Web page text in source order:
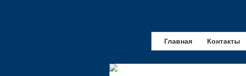
Главная Контакты